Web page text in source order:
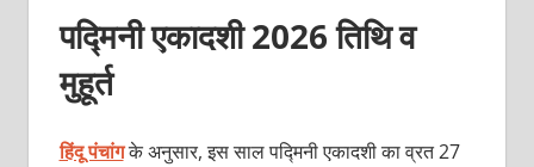
पद्मिनी एकादशी 2026 तिथि व
मुहूर्त
हिंदू पंचांगके अनुसार, इस साल पद्मिनी एकादशी का व्रत 27